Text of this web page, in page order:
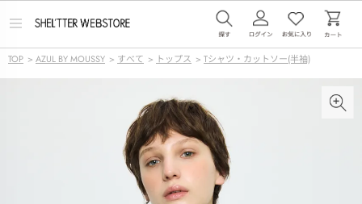
メ
ー
を
TOP > AZUL BY MOUSSY > すべて > トップス > Tシャツ・カットソー(半袖)